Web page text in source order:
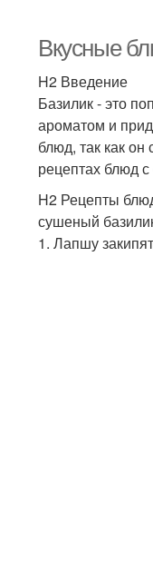
Вкусные
H2 Введение
Базилик - это
ароматом и
блюд, так как
рецептах блюд
H2 Рецепты
сушеный
1. Лапшу